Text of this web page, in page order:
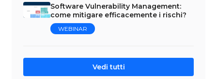
Software Vulnerability Management:
come mitigare efficacemente i rischi?
WEBINAR
Vedi tutti